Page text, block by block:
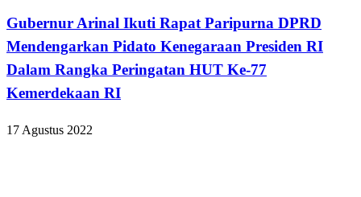
Gubernur Arinal Ikuti Rapat Paripurna DPRD
Mendengarkan Pidato Kenegaraan Presiden RI
Dalam Rangka Peringatan HUT Ke-77
Kemerdekaan RI
17 Agustus 2022